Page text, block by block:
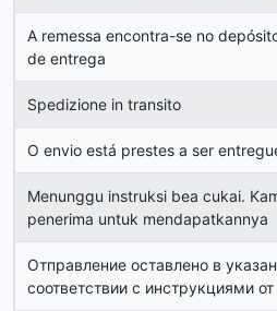
A remessa encontra-se no
de entrega
Spedizione in transito
O envio está prestes a ser
Menunggu instruksi bea cukai.
penerima untuk mendapatkannya
Отправление оставлено в
соответствии с инструкциями от